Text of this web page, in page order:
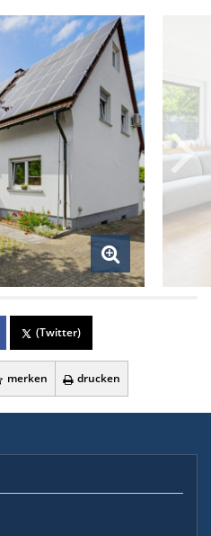
(Twitter)
merken drucken